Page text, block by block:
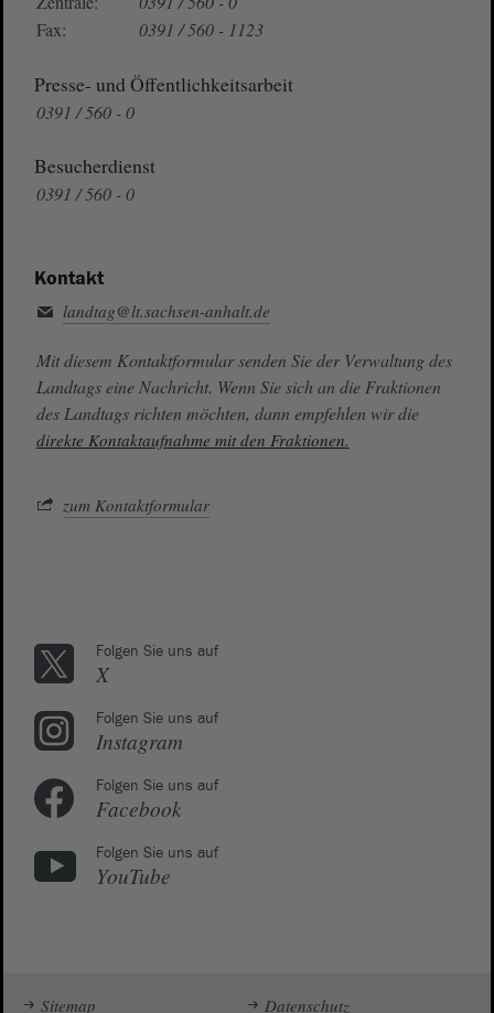
Fax:
0391 / 560 - 1123
Presse- und Öffentlichkeitsarbeit
0391 / 560 - 0
Besucherdienst
0391 / 560 - 0
Kontakt
landtag@lt.sachsen-anhalt.de
Mit diesem Kontaktformular senden Sie der Verwaltung des
Landtags eine Nachricht. Wenn Sie sich an die Fraktionen
des Landtags richten möchten, dann empfehlen wir die
direkte Kontaktaufnahme mit den Fraktionen.
zum Kontaktformular
Folgen Sie uns auf
X
Folgen Sie uns auf
Instagram
Folgen Sie uns auf
Facebook
Folgen Sie uns auf
YouTube
Sitemap Datenschutz